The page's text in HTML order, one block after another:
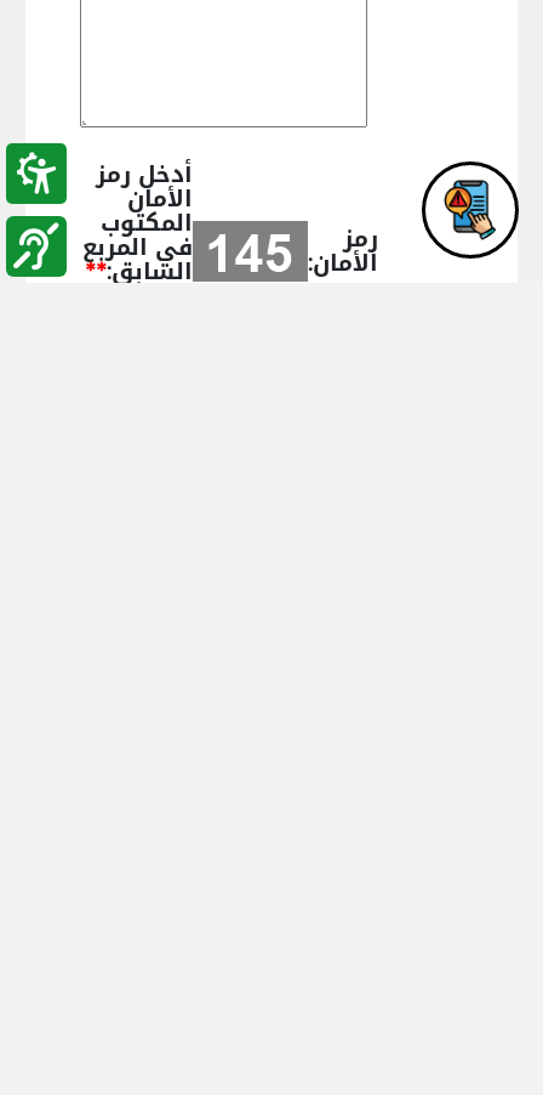
رمز
الأمان:
أدخل رمز
الأمان
المكتوب
في المربع
السابق:**